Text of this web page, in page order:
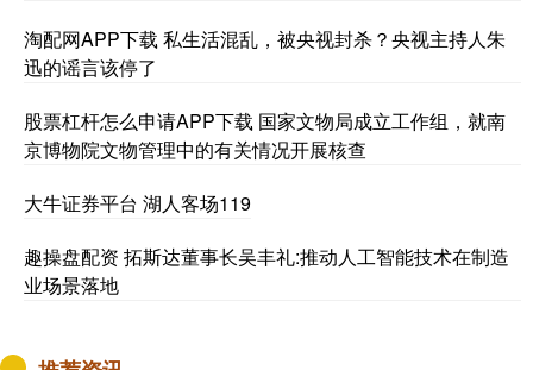
淘配网APP下载 私生活混乱，被央视封杀？央视主持人朱
迅的谣言该停了
股票杠杆怎么申请APP下载 国家文物局成立工作组，就南
京博物院文物管理中的有关情况开展核查
大牛证券平台 湖人客场119
趣操盘配资 拓斯达董事长吴丰礼:推动人工智能技术在制造
业场景落地